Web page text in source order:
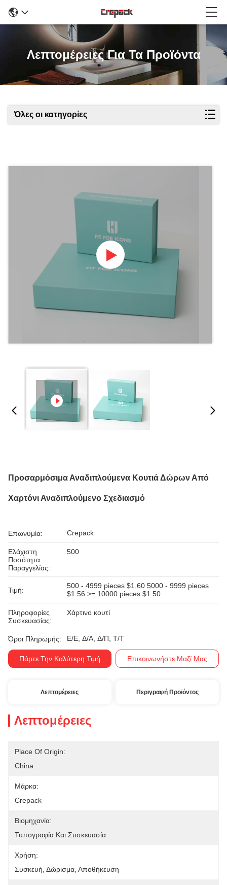
Λεπτομέρειες Για Τα Προϊόντα
Όλες οι κατηγορίες
Προσαρμόσιμα Αναδιπλούμενα Κουτιά Δώρων Από
Χαρτόνι Αναδιπλούμενο Σχεδιασμό
Επωνυμία: Crepack
Ελάχιστη
Ποσότητα
Παραγγελίας:
500
Τιμή:
500 - 4999 pieces $1.60 5000 - 9999 pieces
$1.56 >= 10000 pieces $1.50
Πληροφορίες
Συσκευασίας:
Χάρτινο κουτί
Όροι Πληρωμής: Ε/Ε, Δ/Α, Δ/Π, Τ/Τ
Πάρτε Την Καλύτερη Τιμή Επικοινωνήστε Μαζί Μας
Λεπτομέρειες Περιγραφή Προϊόντος
Λεπτομέρειες
Place Of Origin:
China
Μάρκα:
Crepack
Βιομηχανία:
Τυπογραφία Και Συσκευασία
Χρήση:
Συσκευή, Δώρισμα, Αποθήκευση